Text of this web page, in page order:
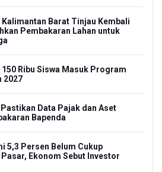
Barat Tinjau Kembali
Pembakaran Lahan untuk
Ribu Siswa Masuk Program
2027
Data Pajak dan Aset
Bapenda
5,3 Persen Belum Cukup
Ekonom Sebut Investor